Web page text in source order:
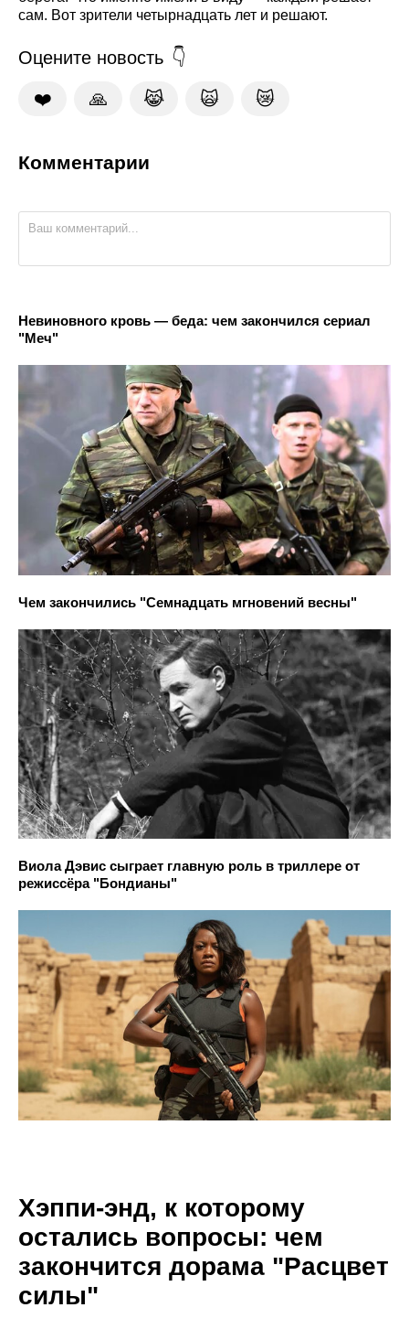
сам. Вот зрители четырнадцать лет и решают.
Оцените новость
❤️ 🙏 😹 🙀 😿
Комментарии
Невиновного кровь — беда: чем закончился сериал
"Меч"
Чем закончились "Семнадцать мгновений весны"
Виола Дэвис сыграет главную роль в триллере от
режиссёра "Бондианы"
Хэппи-энд, к которому
остались вопросы: чем
закончится дорама "Расцвет
силы"